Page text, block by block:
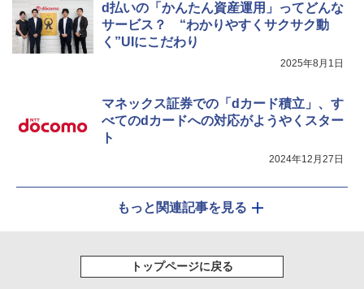
d払いの「かんたん資産運用」ってどんな
サービス？ “わかりやすくサクサク動
く”UIにこだわり
2025年8月1日
マネックス証券での「dカード積立」、す
べてのdカードへの対応がようやくスター
ト
2024年12月27日
もっと関連記事を見る
トップページに戻る